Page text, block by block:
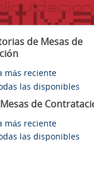
de Mesas de
más reciente
las disponibles
de
más reciente
las disponibles